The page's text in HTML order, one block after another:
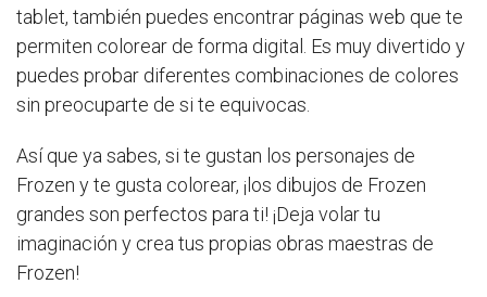
tablet, también puedes encontrar páginas web que te
permiten colorear de forma digital. Es muy divertido y
puedes probar diferentes combinaciones de colores
sin preocuparte de si te equivocas.
Así que ya sabes, si te gustan los personajes de
Frozen y te gusta colorear, ¡los dibujos de Frozen
grandes son perfectos para ti! ¡Deja volar tu
imaginación y crea tus propias obras maestras de
Frozen!